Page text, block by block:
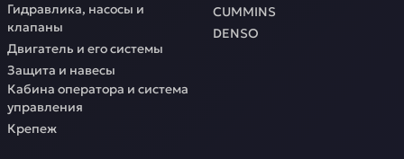
Гидравлика, насосы и
клапаны
Двигатель и его системы
Защита и навесы
Кабина оператора и система
управления
Крепеж
CUMMINS
DENSO